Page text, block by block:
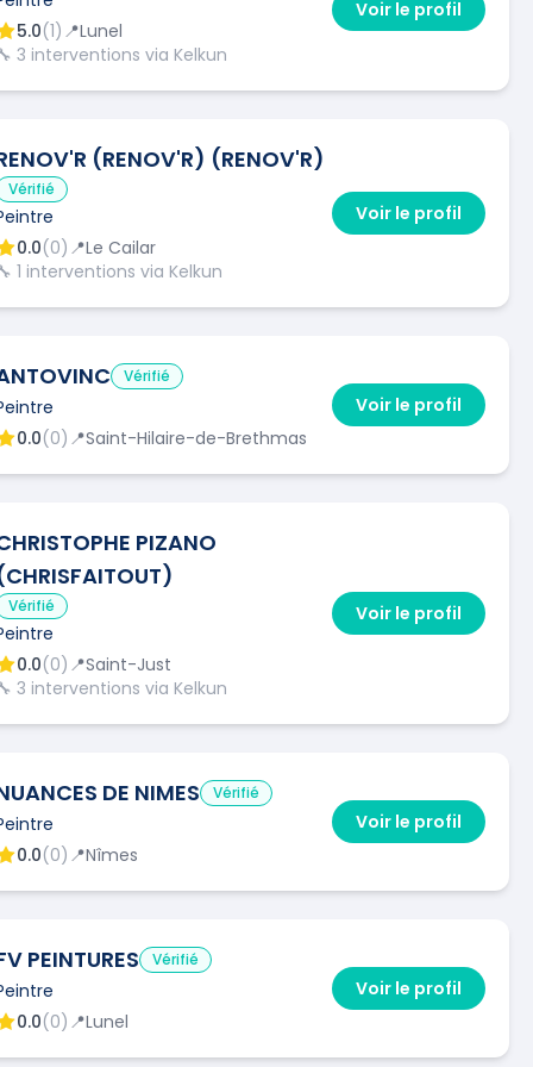
5.0(1) 📍Lunel
3 interventions via Kelkun
Voir le profil
(RENOV'R) (RENOV'R)
Vérifié
0.0(0) 📍Le Cailar
1 interventions via Kelkun
Voir le profil
Vérifié
0.0(0) 📍Saint-Hilaire-de-Brethmas
Voir le profil
PIZANO
Vérifié
0.0(0) 📍Saint-Just
3 interventions via Kelkun
Voir le profil
DE NIMES Vérifié
0.0(0) 📍Nîmes
Voir le profil
PEINTURES Vérifié
0.0(0) 📍Lunel
Voir le profil